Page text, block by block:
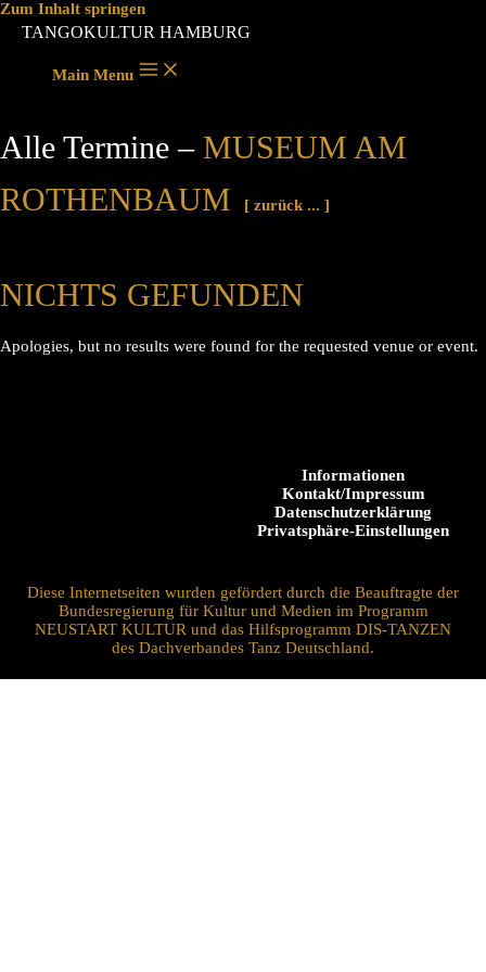
Zum Inhalt springen
TANGOKULTUR HAMBURG
Main Menu
Alle Termine – MUSEUM AM
ROTHENBAUM [ zurück ... ]
NICHTS GEFUNDEN
Apologies, but no results were found for the requested venue or event.
Informationen
Kontakt/Impressum
Datenschutzerklärung
Privatsphäre-Einstellungen
Diese Internetseiten wurden gefördert durch die Beauftragte der
Bundesregierung für Kultur und Medien im Programm
NEUSTART KULTUR und das Hilfsprogramm DIS-TANZEN
des Dachverbandes Tanz Deutschland.